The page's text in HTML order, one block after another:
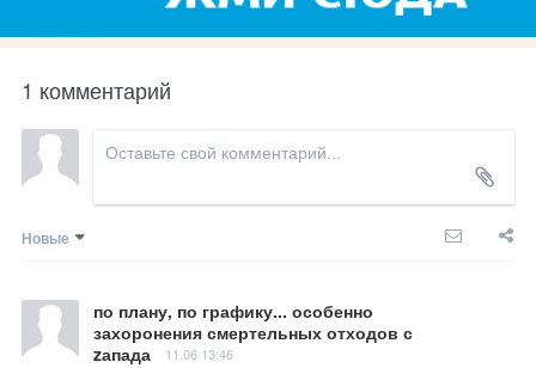
1 комментарий
Новые
по плану, по графику... особенно
захоронения смертельных отходов с
zапада
11.06 13:46